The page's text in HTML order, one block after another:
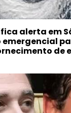
alerta em
emergencial
de